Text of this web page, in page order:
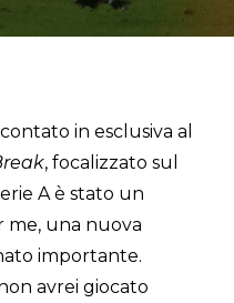
in esclusiva al
, focalizzato sul
A è stato un
me, una nuova
importante.
avrei giocato